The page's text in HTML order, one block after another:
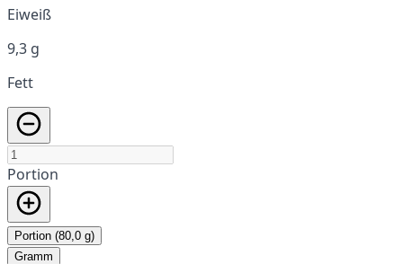
Eiweiß
9,3 g
Fett
Portion
Portion (80,0 g)
Gramm